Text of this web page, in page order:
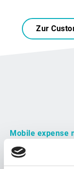
Zur
Mobile expense
Weg mit